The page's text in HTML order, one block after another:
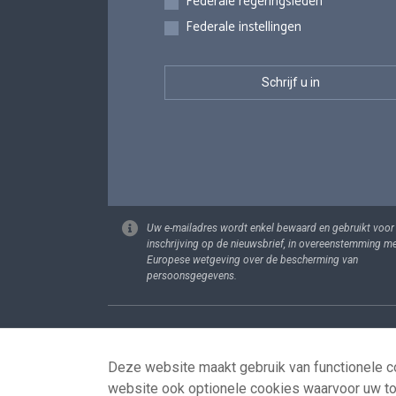
Federale instellingen
Uw e-mailadres wordt enkel bewaard en gebruikt voor
inschrijving op de nieuwsbrief, in overeenstemming
Europese wetgeving over de bescherming van
persoonsgegevens.
Footer
Deze website maakt gebruik van functionele
website ook optionele cookies waarvoor uw